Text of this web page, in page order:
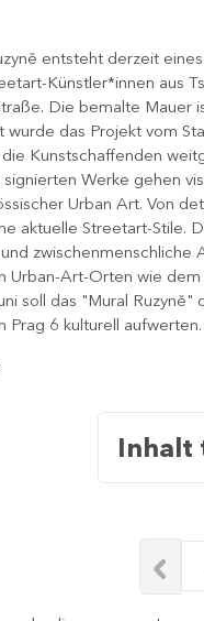
entsteht derzeit
Künstler*innen aus
Die bemalte
wurde das Projekt vom
Kunstschaffenden
Werke gehen
Urban Art. Von
aktuelle Streetart-Stile.
Urban-Art-Orten wie
soll das "Mural
Prag 6 kulturell aufwerten.​​
Inhalt